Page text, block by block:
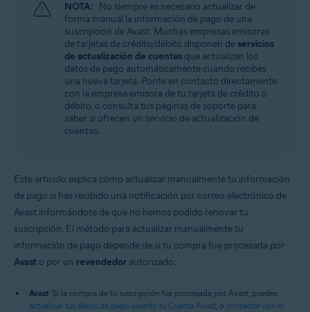
NOTA: No siempre es necesario actualizar de
forma manual la información de pago de una
suscripción de Avast. Muchas empresas emisoras
de tarjetas de crédito/débito disponen de servicios
de actualización de cuentas que actualizan los
datos de pago automáticamente cuando recibes
una nueva tarjeta. Ponte en contacto directamente
con la empresa emisora de tu tarjeta de crédito o
débito, o consulta tus páginas de soporte para
saber si ofrecen un servicio de actualización de
cuentas.
Este artículo explica cómo actualizar manualmente tu información
de pago si has recibido una notificación por correo electrónico de
Avast informándote de que no hemos podido renovar tu
suscripción. El método para actualizar manualmente tu
información de pago depende de si tu compra fue procesada por
Avast o por un revendedor autorizado:
Avast: Si la compra de tu suscripción fue procesada por Avast, puedes
actualizar tus datos de pago usando tu Cuenta Avast, o contactar con el